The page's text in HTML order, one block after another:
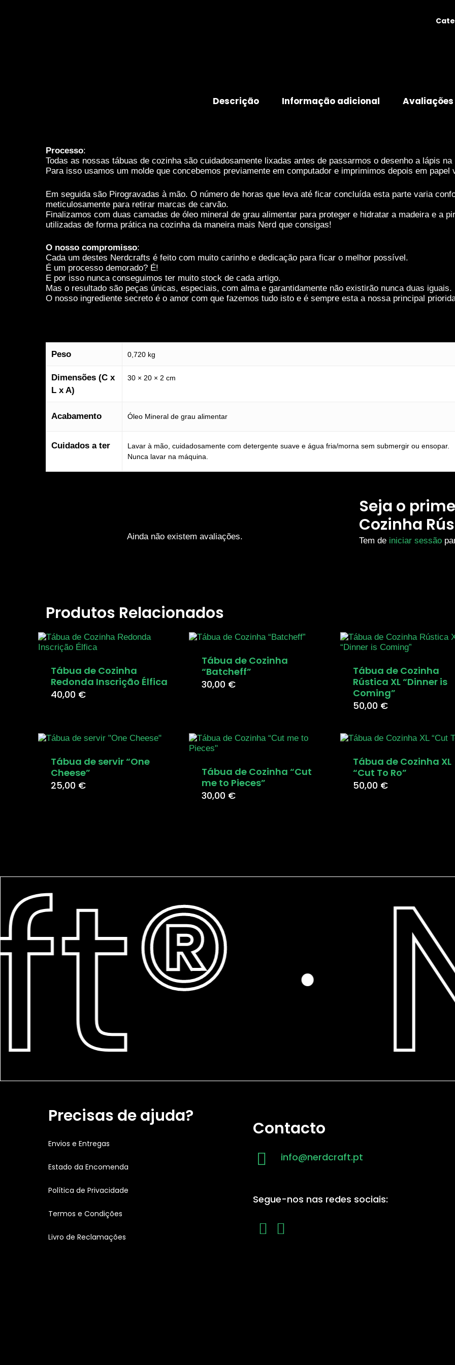
Descrição Informação adicional
Processo:
Todas as nossas tábuas de cozinha são cuidadosamente lixadas antes de passarmos o desenho a lápis na
Para isso usamos um molde que concebemos previamente em computador e imprimimos depois em
Em seguida são Pirogravadas à mão. O número de horas que leva até ficar concluída esta parte varia
meticulosamente para retirar marcas de carvão.
Finalizamos com duas camadas de óleo mineral de grau alimentar para proteger e hidratar a madeira e a
utilizadas de forma prática na cozinha da maneira mais Nerd que consigas!
O nosso compromisso:
Cada um destes Nerdcrafts é feito com muito carinho e dedicação para ficar o melhor possível.
É um processo demorado? É!
E por isso nunca conseguimos ter muito stock de cada artigo.
Mas o resultado são peças únicas, especiais, com alma e garantidamente não existirão nunca duas iguais.
O nosso ingrediente secreto é o amor com que fazemos tudo isto e é sempre esta a nossa principal
Peso 0,720 kg
Dimensões (C x
L x A)
30 × 20 × 2 cm
Acabamento Óleo Mineral de grau alimentar
Cuidados a ter
Lavar à mão, cuidadosamente com detergente suave e água fria/morna sem submergir ou ensopar.
Nunca lavar na máquina.
Ainda não existem avaliações.
Seja o
Cozinha
Tem de iniciar sessão
Produtos Relacionados
Tábua de Cozinha
Redonda Inscrição Élfica
40,00 €
Tábua de Cozinha
“Batcheff”
30,00 €
Tábua de Cozinha
Rústica XL “Dinner is
Coming”
50,00 €
Tábua de servir “One
Cheese”
25,00 €
Tábua de Cozinha “Cut
me to Pieces”
30,00 €
Tábua de Cozinha XL
“Cut To Ro”
50,00 €
Precisas de ajuda?
Envios e Entregas
Estado da Encomenda
Política de Privacidade
Termos e Condições
Livro de Reclamações
Contacto
info@nerdcraft.pt
Segue-nos nas redes sociais:
website possa
funcionar da
durante a tua
visita. Se
recusares
estas cookies,
funcionalidades
desaparecerão
do website.
Marketing
enquanto visitas
o nosso site, vai
possibilidade de